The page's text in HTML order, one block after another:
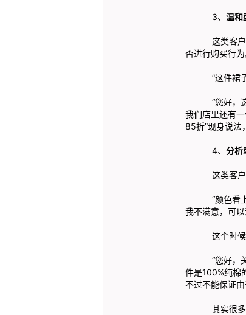
3、 温和
这类客户性
否进行购买行
“这件裙子很
“您好，这件
我们店里还有
85折”现身说法
4、 分析
这类客户的
“颜色看上去
我不满意，可以
这个时候，
“您好，关于
件是100%纯棉
不过不能保证
其实很多客